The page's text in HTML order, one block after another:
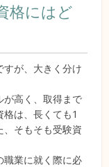
格にはど
すが、大きく分け
が高く、取得まで
は、長くても1
そもそも受験資
職業に就く際に必